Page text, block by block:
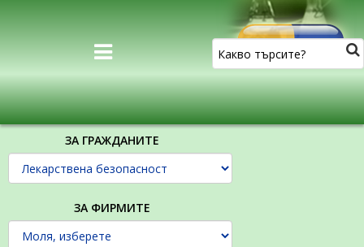
ЗА ГРАЖДАНИТЕ
ЗА ФИРМИТЕ